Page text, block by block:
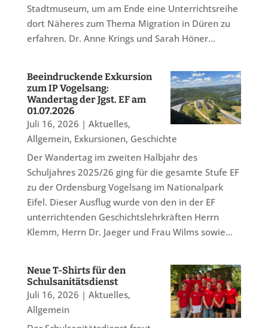
Stadtmuseum, um am Ende eine Unterrichtsreihe
dort Näheres zum Thema Migration in Düren zu
erfahren. Dr. Anne Krings und Sarah Höner...
Beeindruckende Exkursion
zum IP Vogelsang:
Wandertag der Jgst. EF am
01.07.2026
Juli 16, 2026 | Aktuelles,
Allgemein, Exkursionen, Geschichte
Der Wandertag im zweiten Halbjahr des
Schuljahres 2025/26 ging für die gesamte Stufe EF
zu der Ordensburg Vogelsang im Nationalpark
Eifel. Dieser Ausflug wurde von den in der EF
unterrichtenden Geschichtslehrkräften Herrn
Klemm, Herrn Dr. Jaeger und Frau Wilms sowie...
Neue T-Shirts für den
Schulsanitätsdienst
Juli 16, 2026 | Aktuelles,
Allgemein